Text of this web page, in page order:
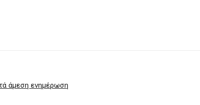
άμεση ενημέρωση